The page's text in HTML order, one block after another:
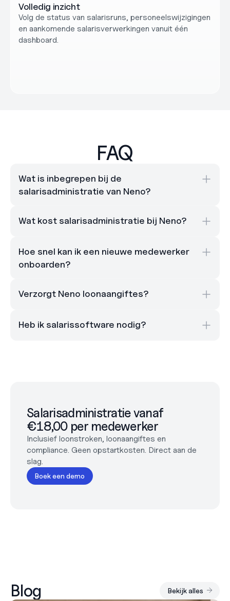
Volledig inzicht
Volg de status van salarisruns, personeelswijzigingen
en aankomende salarisverwerkingen vanuit één
dashboard.
FAQ
Wat is inbegrepen bij de
salarisadministratie van Neno?
Wat kost salarisadministratie bij Neno?
Hoe snel kan ik een nieuwe medewerker
onboarden?
Verzorgt Neno loonaangiftes?
Heb ik salarissoftware nodig?
Salarisadministratie vanaf
€18,00 per medewerker
Inclusief loonstroken, loonaangiftes en
compliance. Geen opstartkosten. Direct aan de
slag.
Boek een demo
Blog Bekijk alles